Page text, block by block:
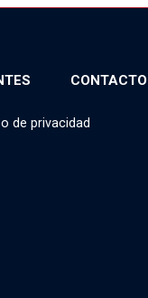
CONTACTO
de privacidad